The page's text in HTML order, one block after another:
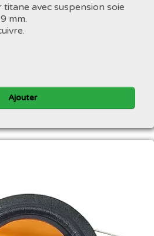
avec suspension soie
mm.
Ajouter